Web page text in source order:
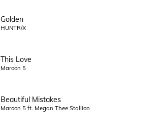
Golden
HUNTR/X
This Love
Maroon 5
Beautiful Mistakes
Maroon 5 ft. Megan Thee Stallion